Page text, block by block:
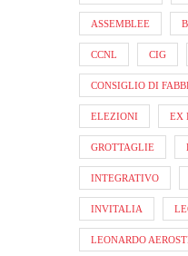
ASSEMBLEE
CCNL CIG
CONSIGLIO DI
ELEZIONI EX
GROTTAGLIE
INTEGRATIVO
INVITALIA
LEONARDO